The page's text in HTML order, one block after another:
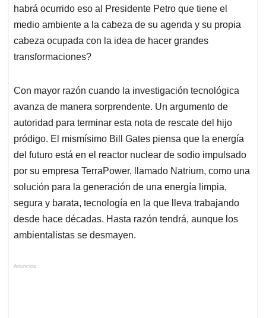
habrá ocurrido eso al Presidente Petro que tiene el
medio ambiente a la cabeza de su agenda y su propia
cabeza ocupada con la idea de hacer grandes
transformaciones?
Con mayor razón cuando la investigación tecnológica
avanza de manera sorprendente. Un argumento de
autoridad para terminar esta nota de rescate del hijo
pródigo. El mismísimo Bill Gates piensa que la energía
del futuro está en el reactor nuclear de sodio impulsado
por su empresa TerraPower, llamado Natrium, como una
solución para la generación de una energía limpia,
segura y barata, tecnología en la que lleva trabajando
desde hace décadas. Hasta razón tendrá, aunque los
ambientalistas se desmayen.
Anuncios.